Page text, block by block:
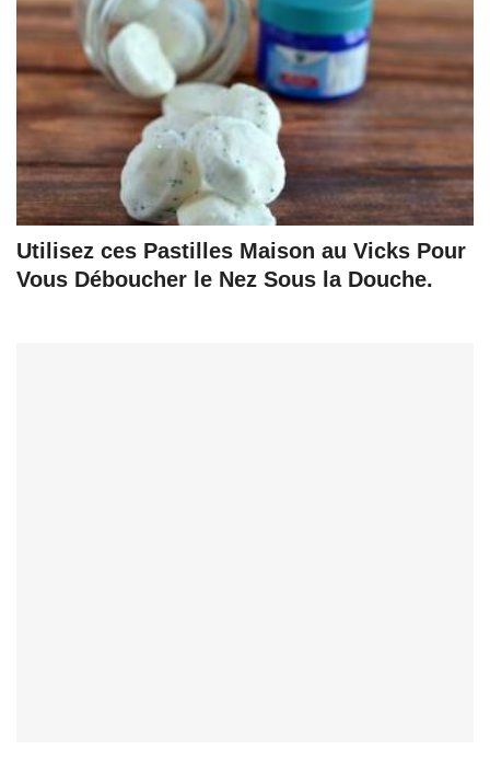
Utilisez ces Pastilles Maison au Vicks Pour
Vous Déboucher le Nez Sous la Douche.